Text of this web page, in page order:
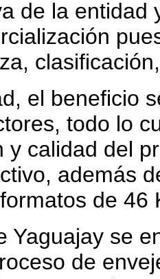
de la entidad
el beneficio
todo lo
y calidad del
además
de 46
Yaguajay se
de